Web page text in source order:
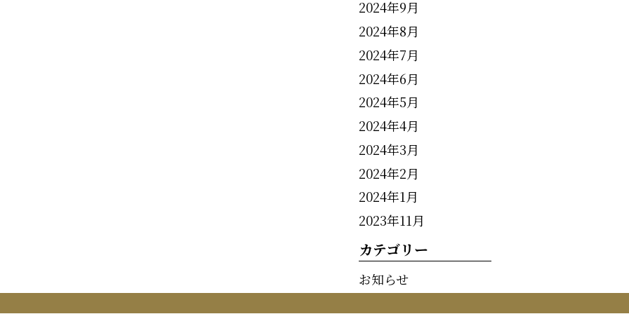
2024年9月
2024年8月
2024年7月
2024年6月
2024年5月
2024年4月
2024年3月
2024年2月
2024年1月
2023年11月
カテゴリー
お知らせ